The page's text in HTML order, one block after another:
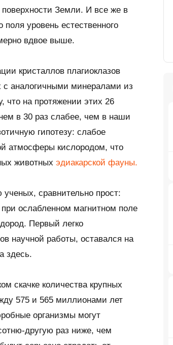
поверхности Земли. И все же в
уровень естественного
вдвое выше.
кристаллов плагиоклазов
с аналогичными минералами из
что на протяжении этих 26
в 30 раз слабее, чем в наши
гипотезу: слабое
атмосферы кислородом, что
животных эдиакарской фауны.
сравнительно прост:
ослабленном магнитном поле
Первый легко
научной работы, оставался на
здесь.
скачке количества крупных
575 и 565 миллионами лет
организмы могут
другую раз ниже, чем